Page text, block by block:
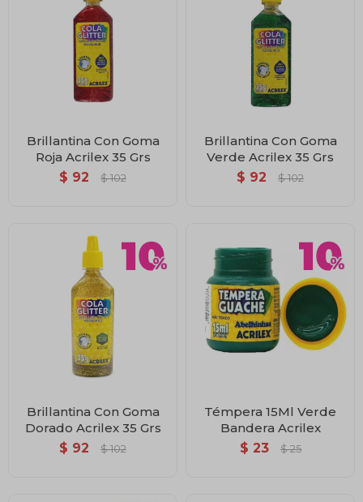
Brillantina Con Goma
Roja Acrilex 35 Grs
$ 92 $ 102
Brillantina Con Goma
Verde Acrilex 35 Grs
$ 92 $ 102
Brillantina Con Goma
Dorado Acrilex 35 Grs
$ 92 $ 102
Témpera 15Ml Verde
Bandera Acrilex
$ 23 $ 25